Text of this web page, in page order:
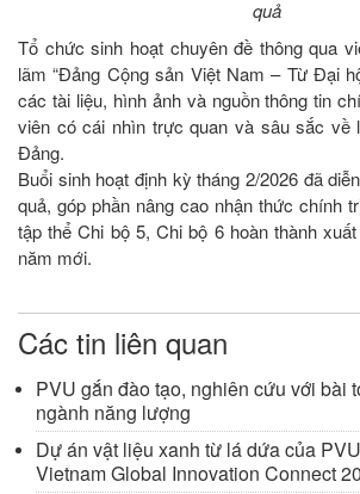
quả
Tổ chức sinh hoạt chuyên đề thông qua
lãm “Đảng Cộng sản Việt Nam – Từ Đại
các tài liệu, hình ảnh và nguồn thông tin
viên có cái nhìn trực quan và sâu sắc về
Đảng.
Buổi sinh hoạt định kỳ tháng 2/2026 đã
quả, góp phần nâng cao nhận thức chính
tập thể Chi bộ 5, Chi bộ 6 hoàn thành
năm mới.
Các tin liên quan
PVU gắn đào tạo, nghiên cứu với bài
ngành năng lượng
Dự án vật liệu xanh từ lá dứa của
Vietnam Global Innovation Connect